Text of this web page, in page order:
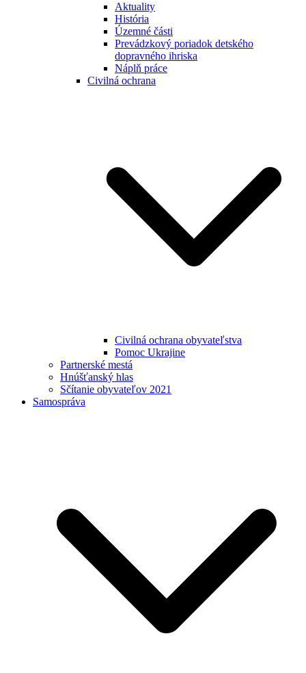
Aktuality
História
Územné části
Prevádzkový poriadok detského
dopravného ihriska
Náplň práce
Civilná ochrana
Civilná ochrana obyvateľstva
Pomoc Ukrajine
Partnerské mestá
Hnúšťanský hlas
Sčítanie obyvateľov 2021
Samospráva